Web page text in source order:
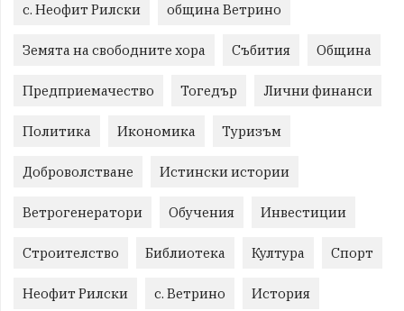
с. Неофит Рилски община Ветрино
Земята на свободните хора Събития Община
Предприемачество Тогедър Лични финанси
Политика Икономика Туризъм
Доброволстване Истински истории
Ветрогенератори Обучения Инвестиции
Строителство Библиотека Култура Спорт
Неофит Рилски с. Ветрино История